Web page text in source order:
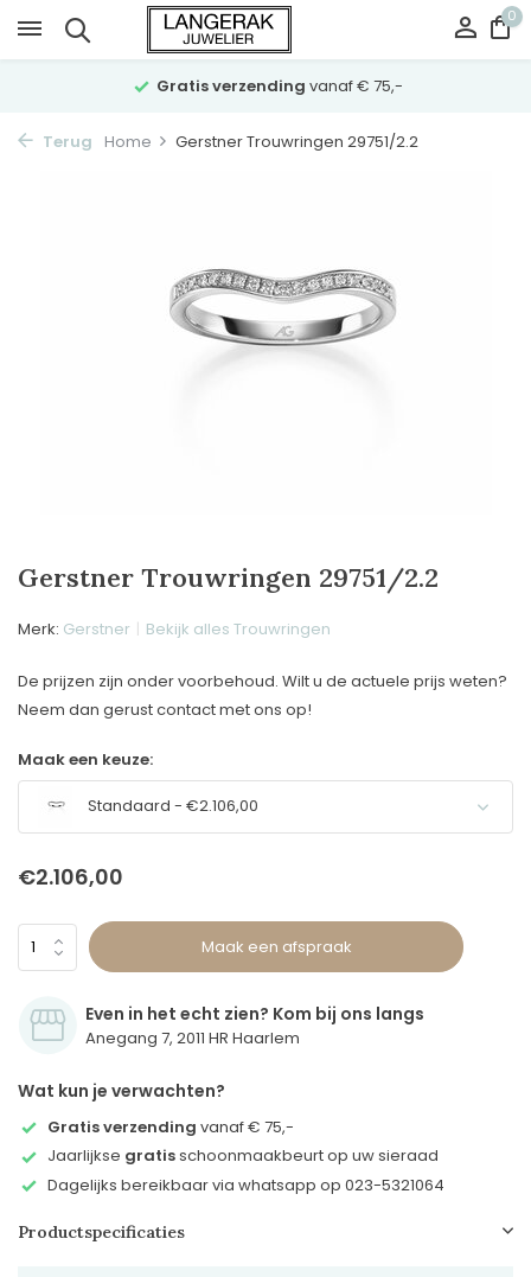
0
Gratis verzending vanaf € 75,-
Terug Home Gerstner Trouwringen 29751/2.2
Gerstner Trouwringen 29751/2.2
Merk: Gerstner Bekijk alles Trouwringen
De prijzen zijn onder voorbehoud. Wilt u de actuele prijs weten?
Neem dan gerust contact met ons op!
Maak een keuze:
Standaard - €2.106,00
€2.106,00
Maak een afspraak
Even in het echt zien? Kom bij ons langs
Anegang 7, 2011 HR Haarlem
Wat kun je verwachten?
Gratis verzending vanaf € 75,-
Jaarlijkse gratisschoonmaakbeurt op uw sieraad
Dagelijks bereikbaar via whatsapp op 023-5321064
Productspecificaties